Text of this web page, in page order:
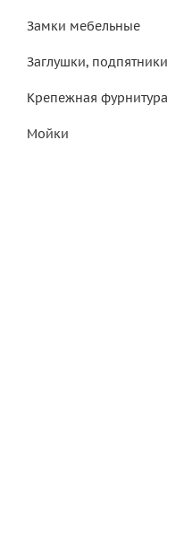
Замки мебельные
Заглушки, подпятники
Крепежная фурнитура
Мойки